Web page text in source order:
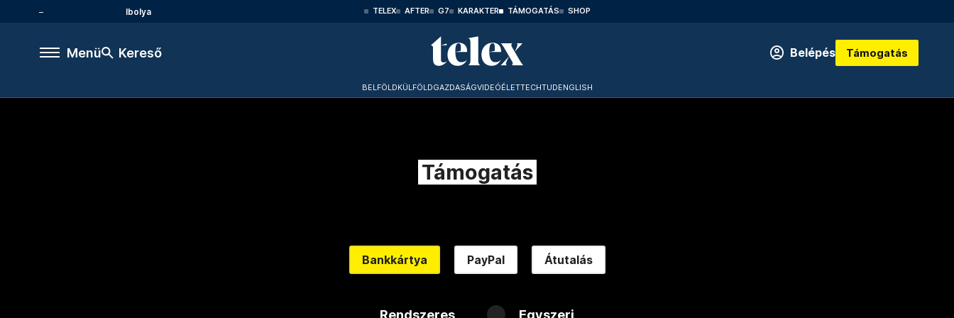
Ibolya TELEX AFTER G7 KARAKTER TÁMOGATÁS SHOP
Menü Kereső Belépés Támogatás
BELFÖLDKÜLFÖLDGAZDASÁGVIDEÓÉLETTECHTUDENGLISH
Támogatás
Bankkártya PayPal Átutalás
Rendszeres Egyszeri